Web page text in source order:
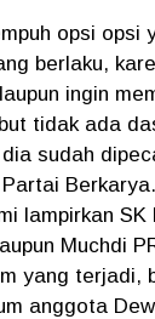
opsi opsi
berlaku,
ingin
tidak ada
sudah
lampirkan
Muchdi
yang terjadi,
anggota